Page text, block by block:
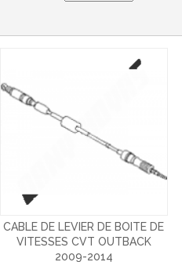
CABLE DE LEVIER DE BOITE DE
VITESSES CVT OUTBACK
2009-2014